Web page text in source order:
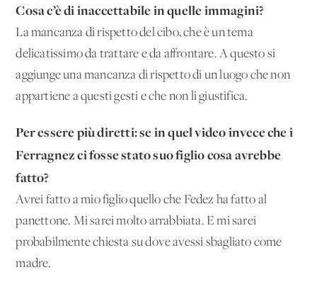
Cosa c’è di inaccettabile in quelle immagini?
La mancanza di rispetto del cibo, che è un tema
delicatissimo da trattare e da affrontare. A questo si
aggiunge una mancanza di rispetto di un luogo che non
appartiene a questi gesti e che non li giustifica.
Per essere più diretti: se in quel video invece che i
Ferragnez ci fosse stato suo figlio cosa avrebbe
fatto?
Avrei fatto a mio figlio quello che Fedez ha fatto al
panettone. Mi sarei molto arrabbiata. E mi sarei
probabilmente chiesta su dove avessi sbagliato come
madre.